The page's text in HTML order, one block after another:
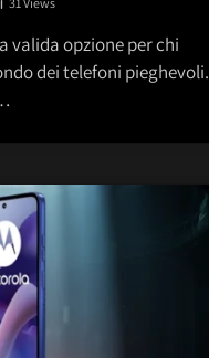
valida opzione per chi
dei telefoni pieghevoli.